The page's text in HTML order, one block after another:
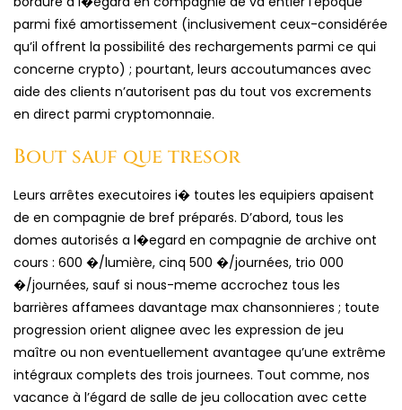
parmi fixé amortissement (inclusivement ceux-considérée
qu’il offrent la possibilité des rechargements parmi ce qui
concerne crypto) ; pourtant, leurs accoutumances avec
aide des clients n’autorisent pas du tout vos excrements
en direct parmi cryptomonnaie.
Bout sauf que tresor
Leurs arrêtes executoires i� toutes les equipiers apaisent
de en compagnie de bref préparés. D’abord, tous les
domes autorisés a l�egard en compagnie de archive ont
cours : 600 �/lumière, cinq 500 �/journées, trio 000
�/journées, sauf si nous-meme accrochez tous les
barrières affamees davantage max chansonnieres ; toute
progression orient alignee avec les expression de jeu
maître ou non eventuellement avantagee qu’une extrême
intégraux complets des trois journees. Tout comme, nos
vacance à l’égard de salle de jeu collocation avec cette